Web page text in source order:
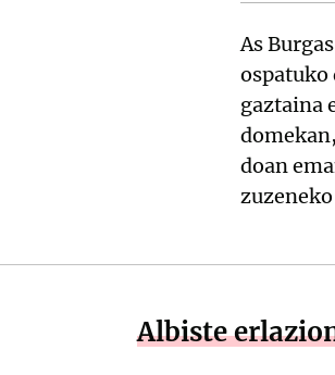
As
ospatuko
gaztaina
doan
Albiste